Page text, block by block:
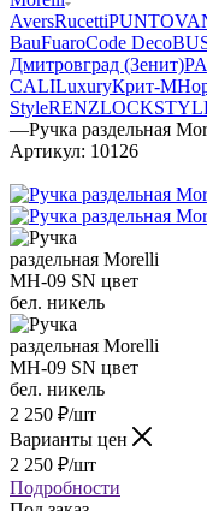
AversRucettiPUNTO
BauFuaroCode Deco
Дмитровград (Зенит)
CALILuxuryКрит-М
StyleRENZ
—Ручка раздельная
Артикул: 10126
2 250 ₽/шт
Варианты цен
2 250 ₽/шт
Подробности